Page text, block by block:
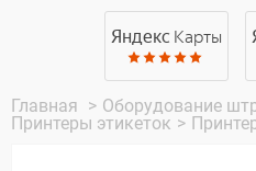
Яндекс Карты
Главная > Оборудование
Принтеры этикеток >